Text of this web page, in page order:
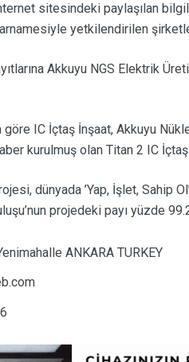
sitesindeki paylaşılan
yetkilendirilen
Akkuyu NGS Elektrik
göre IC İçtaş İnşaat, Akkuyu
kurulmuş olan Titan 2 IC
dünyada ’Yap, İşlet, Sahip
projedeki payı yüzde
ANKARA TURKEY